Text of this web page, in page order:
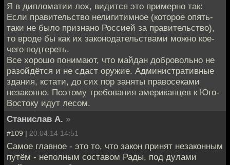
Я в дипломатии лох, видится это примерно так:
Если правительство нелигитимное (которое опять-
таки не было признано Россией за правительство),
то вроде бы как их законодательствами можно кое-
чего подтереть.
Все хорошо понимают, что майдан добровольно не
разойдётся и не сдаст оружие. Административные
здания, кстати, до сих пор заняты правосеками
незаконно. Поэтому требования американцев к Юго-
Востоку идут лесом.
Станислав А. »
#109 | 20.04.14 14:51
Самое главное - это то, что закон принят незаконным
путём - неполным составом Рады, под дулами